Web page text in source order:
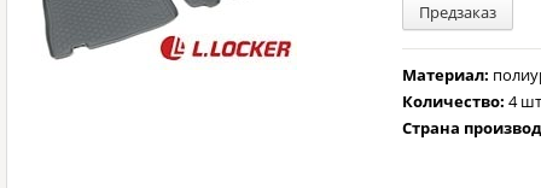
Предзаказ
Материал:
Количество:4
Страна